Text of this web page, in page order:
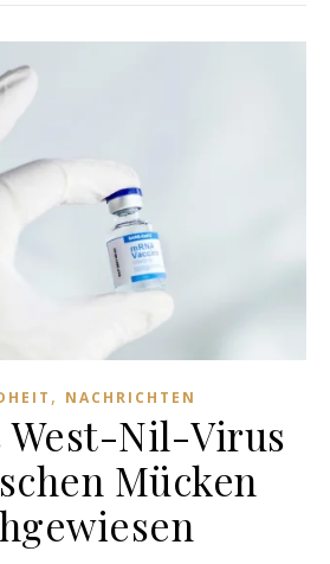
, NACHRICHTEN
West-Nil-Virus
Mücken